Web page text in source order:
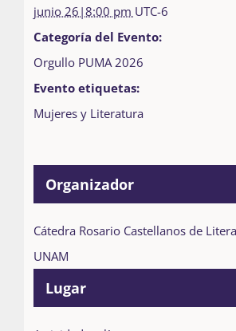
junio 26|8:00 pm UTC-6
Categoría del Evento:
Orgullo PUMA 2026
Evento etiquetas:
Mujeres y Literatura
Lugar
Organizador
Cátedra Rosario Castellanos de
UNAM